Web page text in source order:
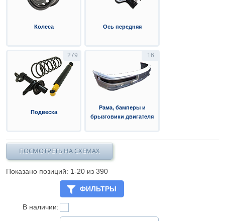
Колеса Ось передняя
279
Подвеска
16
Рама, бамперы и
брызговики двигателя
ПОСМОТРЕТЬ НА СХЕМАХ
Показано позиций: 1-20 из 390
ФИЛЬТРЫ
В наличии: